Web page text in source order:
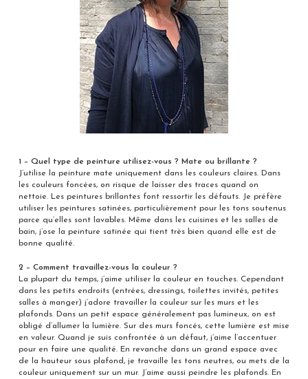
1 – Quel type de peinture utilisez-vous ? Mate ou brillante ?
J’utilise la peinture mate uniquement dans les couleurs claires. Dans
les couleurs foncées, on risque de laisser des traces quand on
nettoie. Les peintures brillantes font ressortir les défauts. Je préfère
utiliser les peintures satinées, particulièrement pour les tons soutenus
parce qu’elles sont lavables. Même dans les cuisines et les salles de
bain, j’ose la peinture satinée qui tient très bien quand elle est de
bonne qualité.
2 – Comment travaillez-vous la couleur ?
La plupart du temps, j’aime utiliser la couleur en touches. Cependant
dans les petits endroits (entrées, dressings, toilettes invités, petites
salles à manger) j’adore travailler la couleur sur les murs et les
plafonds. Dans un petit espace généralement pas lumineux, on est
obligé d’allumer la lumière. Sur des murs foncés, cette lumière est mise
en valeur. Quand je suis confrontée à un défaut, j’aime l’accentuer
pour en faire une qualité. En revanche dans un grand espace avec
de la hauteur sous plafond, je travaille les tons neutres, ou mets de la
couleur uniquement sur un mur. J’aime aussi peindre les plafonds. En